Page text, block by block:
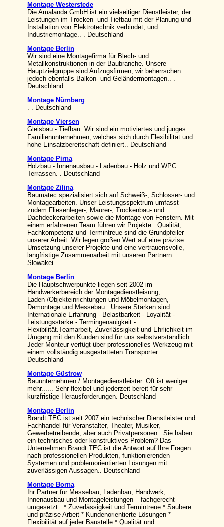
Montage Westerstede
Die Amalanda GmbH ist ein vielseitiger Dienstleister, der
Leistungen im Trocken- und Tiefbau mit der Planung und
Installation von Elektrotechnik verbindet, und
Industriemontage.. . Deutschland
Montage Berlin
Wir sind eine Montagefirma für Blech- und
Metallkonstruktionen in der Baubranche. Unsere
Hauptzielgruppe sind Aufzugsfirmen, wir beherrschen
jedoch ebenfalls Balkon- und Geländermontagen.. .
Deutschland
Montage Nürnberg
. . Deutschland
Montage Viersen
Gleisbau - Tiefbau. Wir sind ein motiviertes und junges
Familienunternehmen, welches sich durch Flexibilität und
hohe Einsatzbereitschaft definiert.. Deutschland
Montage Pirna
Holzbau - Innenausbau - Ladenbau - Holz und WPC
Terrassen. . Deutschland
Montage Zilina
Baumatec spezialisiert sich auf Schweiß-, Schlosser- und
Montagearbeiten. Unser Leistungsspektrum umfasst
zudem Fliesenleger-, Maurer-, Trockenbau- und
Dachdeckerarbeiten sowie die Montage von Fenstern. Mit
einem erfahrenen Team führen wir Projekte.. Qualität,
Fachkompetenz und Termintreue sind die Grundpfeiler
unserer Arbeit. Wir legen großen Wert auf eine präzise
Umsetzung unserer Projekte und eine vertrauensvolle,
langfristige Zusammenarbeit mit unseren Partnern..
Slowakei
Montage Berlin
Die Hauptschwerpunkte liegen seit 2002 im
Handwerkerbereich der Montagedienstleisung,
Laden-/Objekteinrichtungen und Möbelmontagen,
Demontage und Messebau.. Unsere Stärken sind:
Internationale Erfahrung - Belastbarkeit - Loyalität -
Leistungsstärke - Termingenauigkeit -
Flexibilität.Teamarbeit, Zuverlässigkeit und Ehrlichkeit im
Umgang mit den Kunden sind für uns selbstverständlich.
Jeder Monteur verfügt über professionelles Werkzeug mit
einem vollständig ausgestatteten Transporter..
Deutschland
Montage Güstrow
Bauunternehmen / Montagedienstleister. Oft ist weniger
mehr...... Sehr flexibel und jederzeit bereit für sehr
kurzfristige Herausforderungen. Deutschland
Montage Berlin
Brandt TEC ist seit 2007 ein technischer Dienstleister und
Fachhandel für Veranstalter, Theater, Musiker,
Gewerbetreibende, aber auch Privatpersonen.. Sie haben
ein technisches oder konstruktives Problem? Das
Unternehmen Brandt TEC ist die Antwort auf Ihre Fragen
nach professionellen Produkten, funktionierenden
Systemen und problemorientierten Lösungen mit
zuverlässigen Aussagen.. Deutschland
Montage Borna
Ihr Partner für Messebau, Ladenbau, Handwerk,
Innenausbau und Montageleistungen – fachgerecht
umgesetzt.. * Zuverlässigkeit und Termintreue * Saubere
und präzise Arbeit * Kundenorientierte Lösungen *
Flexibilität auf jeder Baustelle * Qualität und